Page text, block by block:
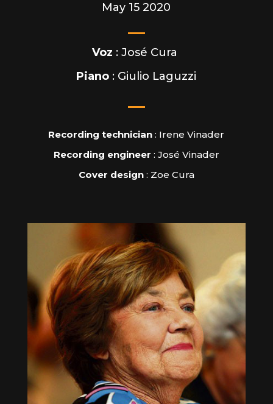
May 15 2020
Voz : José Cura
Piano : Giulio Laguzzi
Recording technician : Irene Vinader
Recording engineer : José Vinader
Cover design: Zoe Cura